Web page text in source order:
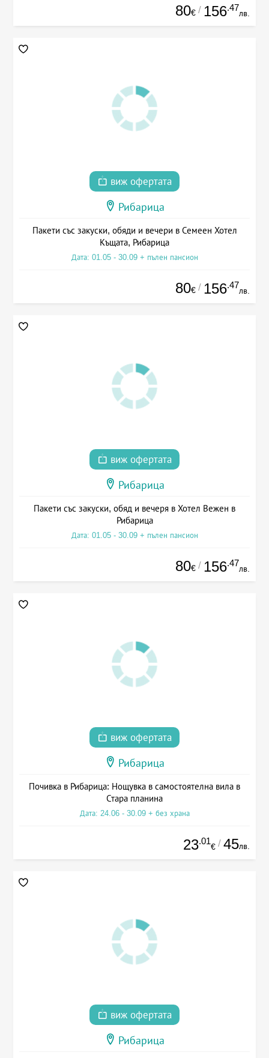
80€ / 156.47
лв.
виж офертата
Рибарица
Пакети със закуски, обяди и вечери в Семеен Хотел
Къщата, Рибарица
Дата: 01.05 - 30.09 + пълен пансион
80€ / 156.47
лв.
виж офертата
Рибарица
Пакети със закуски, обяд и вечеря в Хотел Вежен в
Рибарица
Дата: 01.05 - 30.09 + пълен пансион
80€ / 156.47
лв.
виж офертата
Рибарица
Почивка в Рибарица: Нощувка в самостоятелна вила в
Стара планина
Дата: 24.06 - 30.09 + без храна
23.01
€ / 45лв.
виж офертата
Рибарица